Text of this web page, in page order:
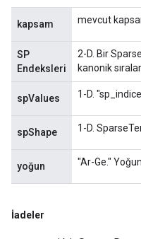
kapsam mevcut
SP
Endeksleri
2-D. Bir
kanonik
spValues 1-D.
spShape 1-D.
yoğun "Ar-Ge."
İadeler